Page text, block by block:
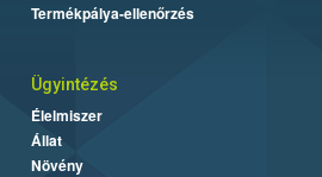
Termékpálya-ellenőrzés
Ügyintézés
Élelmiszer
Állat
Növény